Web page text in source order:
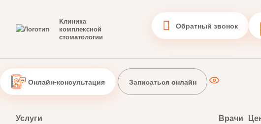
Kлиника
комплексной
стоматологии
Обратный звонок
Онлайн-консультация Записаться онлайн
Услуги Врачи